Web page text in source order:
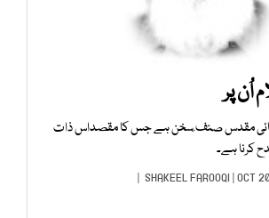
اُن پر
مقدس صنف ِسخن ہے جس کا مقصداس ذات
کرنا ہے۔
SHAKEEL FAROOQI | OCT